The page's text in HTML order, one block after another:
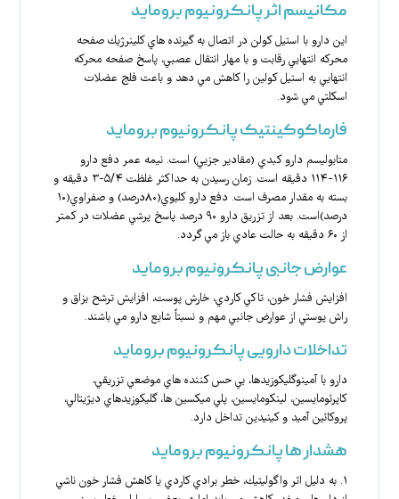
مکانیسم اثر پانکرونیوم بروماید
اين دارو با استيل كولن در اتصال به گيرنده هاي كلينرژيك صفحه
محركه انتهايي رقابت و با مهار انتقال عصبي، پاسخ صفحه محركه
انتهايي به استيل كولين را كاهش مي دهد و باعث فلج عضلات
اسكلتي مي شود.
فارماکوکینتیک پانکرونیوم بروماید
متابوليسم دارو كبدي (مقادير جزيي) است. نيمه عمر دفع دارو
۱۱۶-۱۱۴ دقيقه است. زمان رسيدن به حداكثر غلظت ۵/۴-۳ دقيقه و
بسته به مقدار مصرف است. دفع دارو كليوي(۸۰درصد) و صفراوي(۱۰
درصد)است. بعد از تزريق دارو ۹۰ درصد پاسخ پرشي عضلات در كمتر
از ۶۰ دقيقه به حالت عادي باز مي گردد.
عوارض جانبی پانکرونیوم بروماید
افزايش فشار خون، تاكي كاردي، خارش پوست، افزايش ترشح بزاق و
راش پوستي از عوارض جانبي مهم و نسبتاً شايع دارو مي باشند.
تداخلات دارویی پانکرونیوم بروماید
دارو با آمينوگليكوزيدها، بي حس كننده هاي موضعي تزريقي،
كاپرئومايسين، لينكومايسين، پلي ميكسين ها، گليكوزيدهاي ديژيتالي،
پروكائين آميد و كينيدين تداخل دارد.
هشدار ها پانکرونیوم بروماید
۱. به دليل اثر واگوليتيك، خطر برادي كاردي يا كاهش فشار خون ناشي